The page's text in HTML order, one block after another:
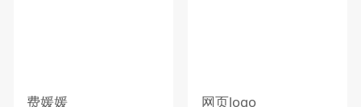
费媛媛 网页logo